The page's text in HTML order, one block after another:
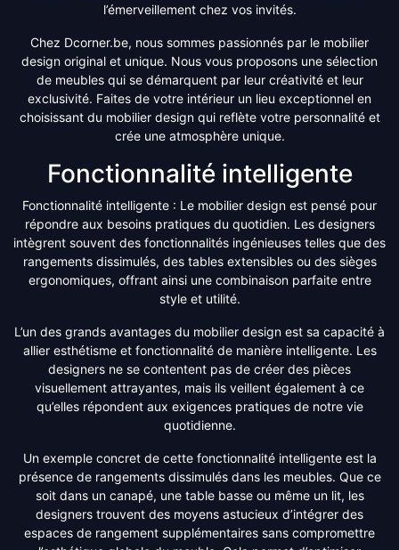
l’émerveillement chez vos invités.
Chez Dcorner.be, nous sommes passionnés par le mobilier
design original et unique. Nous vous proposons une sélection
de meubles qui se démarquent par leur créativité et leur
exclusivité. Faites de votre intérieur un lieu exceptionnel en
choisissant du mobilier design qui reflète votre personnalité et
crée une atmosphère unique.
Fonctionnalité intelligente
Fonctionnalité intelligente : Le mobilier design est pensé pour
répondre aux besoins pratiques du quotidien. Les designers
intègrent souvent des fonctionnalités ingénieuses telles que des
rangements dissimulés, des tables extensibles ou des sièges
ergonomiques, offrant ainsi une combinaison parfaite entre
style et utilité.
L’un des grands avantages du mobilier design est sa capacité à
allier esthétisme et fonctionnalité de manière intelligente. Les
designers ne se contentent pas de créer des pièces
visuellement attrayantes, mais ils veillent également à ce
qu’elles répondent aux exigences pratiques de notre vie
quotidienne.
Un exemple concret de cette fonctionnalité intelligente est la
présence de rangements dissimulés dans les meubles. Que ce
soit dans un canapé, une table basse ou même un lit, les
designers trouvent des moyens astucieux d’intégrer des
espaces de rangement supplémentaires sans compromettre